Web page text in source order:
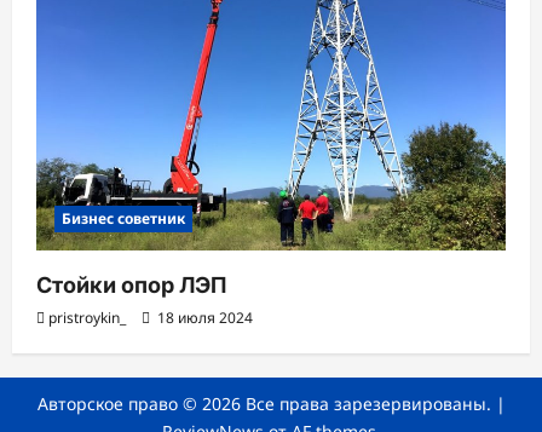
Бизнес советник
Стойки опор ЛЭП
pristroykin_ 18 июля 2024
Авторское право © 2026 Все права зарезервированы. |